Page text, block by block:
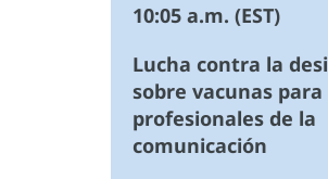
10:05 a.m. (EST)
Lucha contra la
sobre vacunas para
profesionales de la
comunicación